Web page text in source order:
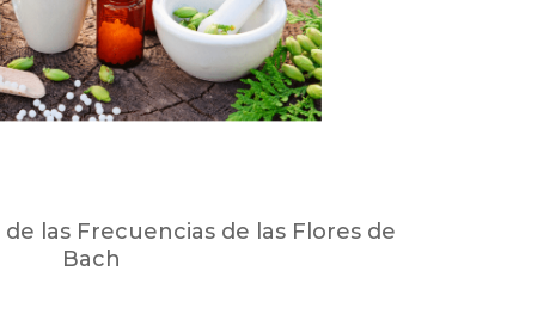
las Frecuencias de las Flores de
Bach